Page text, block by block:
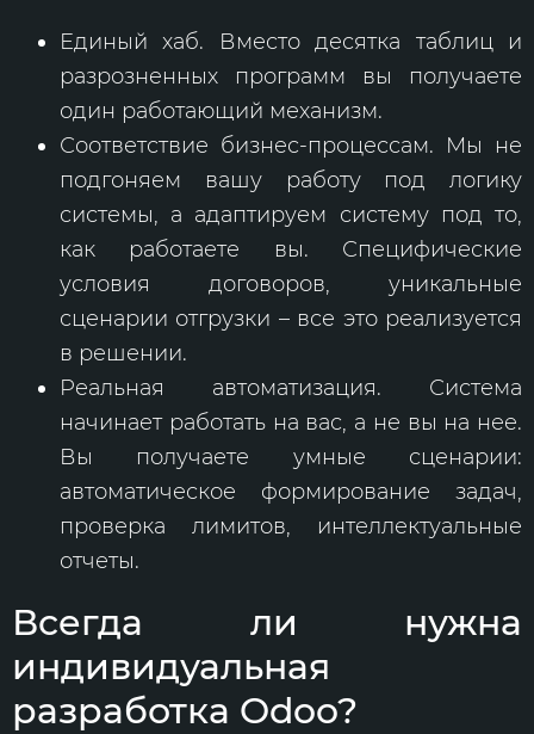
Единый хаб. Вместо десятка таблиц и
разрозненных программ вы получаете
один работающий механизм.
Соответствие бизнес-процессам. Мы не
подгоняем вашу работу под логику
системы, а адаптируем систему под то,
как работаете вы. Специфические
условия договоров, уникальные
сценарии отгрузки – все это реализуется
в решении.
Реальная автоматизация. Система
начинает работать на вас, а не вы на нее.
Вы получаете умные сценарии:
автоматическое формирование задач,
проверка лимитов, интеллектуальные
отчеты.
Всегда ли нужна
индивидуальная
разработка Odoo?